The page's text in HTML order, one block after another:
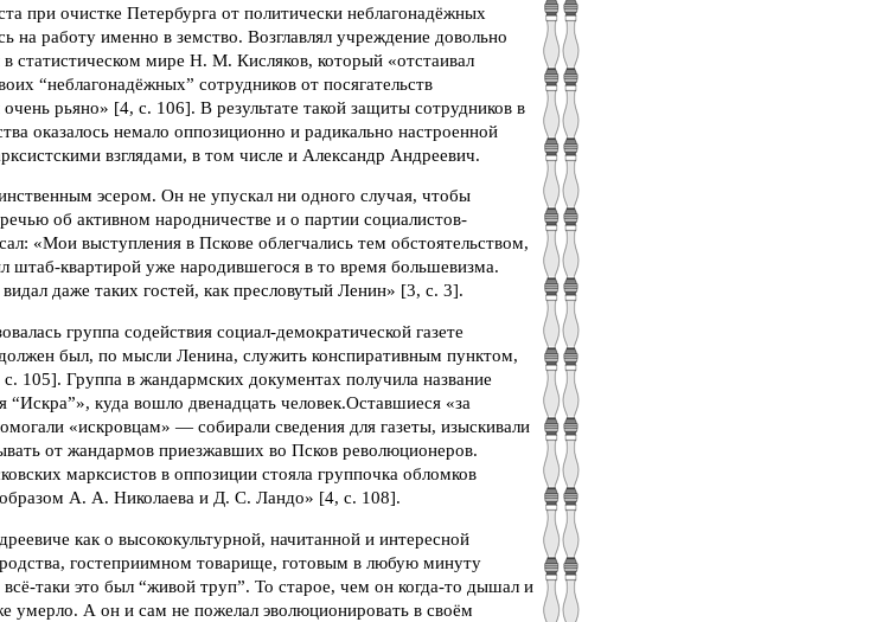
при очистке Петербурга от политически неблагонадёжных
на работу именно в земство. Возглавлял учреждение довольно
статистическом мире Н. М. Кисляков, который «отстаивал
“неблагонадёжных” сотрудников от посягательств
рьяно» [4, с. 106]. В результате такой защиты сотрудников в
оказалось немало оппозиционно и радикально настроенной
взглядами, в том числе и Александр Андреевич.
эсером. Он не упускал ни одного случая, чтобы
об активном народничестве и о партии социалистов-
«Мои выступления в Пскове облегчались тем обстоятельством,
штаб-квартирой уже народившегося в то время большевизма.
даже таких гостей, как пресловутый Ленин» [3, с. 3].
группа содействия социал-демократической газете
был, по мысли Ленина, служить конспиративным пунктом,
105]. Группа в жандармских документах получила название
“Искра”», куда вошло двенадцать человек.Оставшиеся «за
«искровцам» — собирали сведения для газеты, изыскивали
от жандармов приезжавших во Псков революционеров.
марксистов в оппозиции стояла группочка обломков
образом А. А. Николаева и Д. С. Ландо» [4, с. 108].
как о высококультурной, начитанной и интересной
гостеприимном товарище, готовым в любую минуту
таки это был “живой труп”. То старое, чем он когда-то дышал и
А он и сам не пожелал эволюционировать в своём